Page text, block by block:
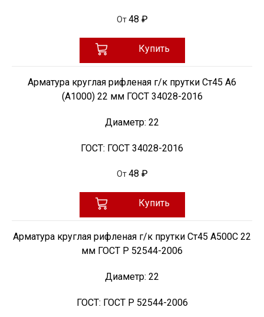
От 48 ₽
Купить
Арматура круглая рифленая г/к прутки Ст45 А6
(А1000) 22 мм ГОСТ 34028-2016
Диаметр: 22
ГОСТ: ГОСТ 34028-2016
От 48 ₽
Купить
Арматура круглая рифленая г/к прутки Ст45 А500С 22
мм ГОСТ Р 52544-2006
Диаметр: 22
ГОСТ: ГОСТ Р 52544-2006